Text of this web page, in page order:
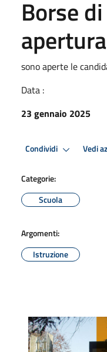
Borse
sono aperte le
Data :
23 gennaio 2025
Condividi Vedi
Categorie:
Scuola
Argomenti:
Istruzione